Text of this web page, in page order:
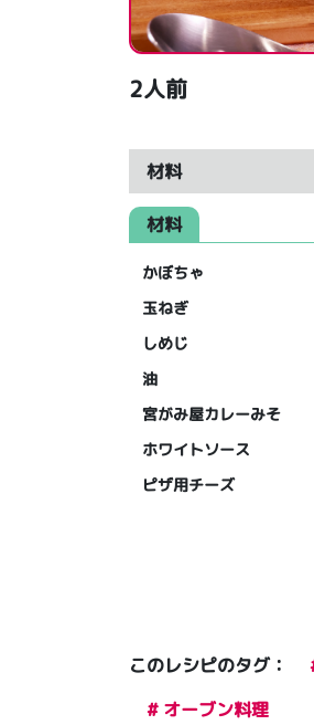
2人前
材料
材料
かぼちゃ
玉ねぎ
しめじ
油
宮がみ屋カレーみそ
ホワイトソース
ピザ用チーズ
このレシピのタグ：
# オーブン料理